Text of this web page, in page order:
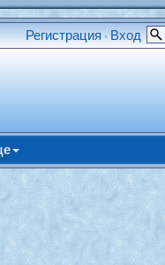
Регистрация • Вход